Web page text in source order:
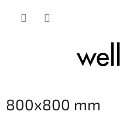
800x800 mm